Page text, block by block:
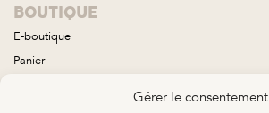
Gérer le consentement
BOUTIQUE
E-boutique
Panier
Conditions générales de vente